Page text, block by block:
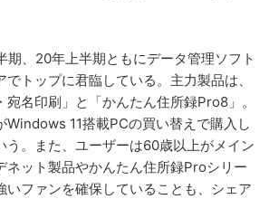
期、20年上半期ともにデータ管理ソフト
トップに君臨している。主力製品は、
宛名印刷」と「かんたん住所録Pro8」。
Windows 11搭載PCの買い替えで購入し
う。また、ユーザーは60歳以上がメイン
ネット製品やかんたん住所録Proシリー
いファンを確保していることも、シェア